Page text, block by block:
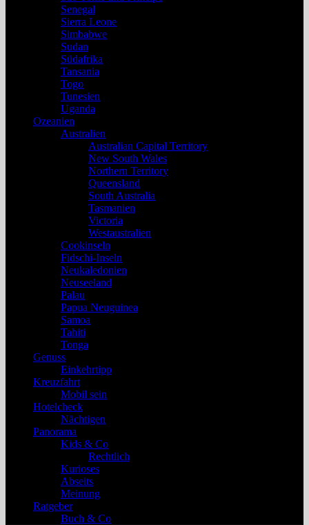
Senegal
Sierra Leone
Simbabwe
Sudan
Südafrika
Tansania
Togo
Tunesien
Uganda
Ozeanien
Australien
Australian Capital Territory
New South Wales
Northern Territory
Queensland
South Australia
Tasmanien
Victoria
Westaustralien
Cookinseln
Fidschi-Inseln
Neukaledonien
Neuseeland
Palau
Papua Neuguinea
Samoa
Tahiti
Tonga
Genuss
Einkehrtipp
Kreuzfahrt
Mobil sein
Hotelcheck
Nächtigen
Panorama
Kids & Co
Rechtlich
Kurioses
Abseits
Meinung
Ratgeber
Buch & Co